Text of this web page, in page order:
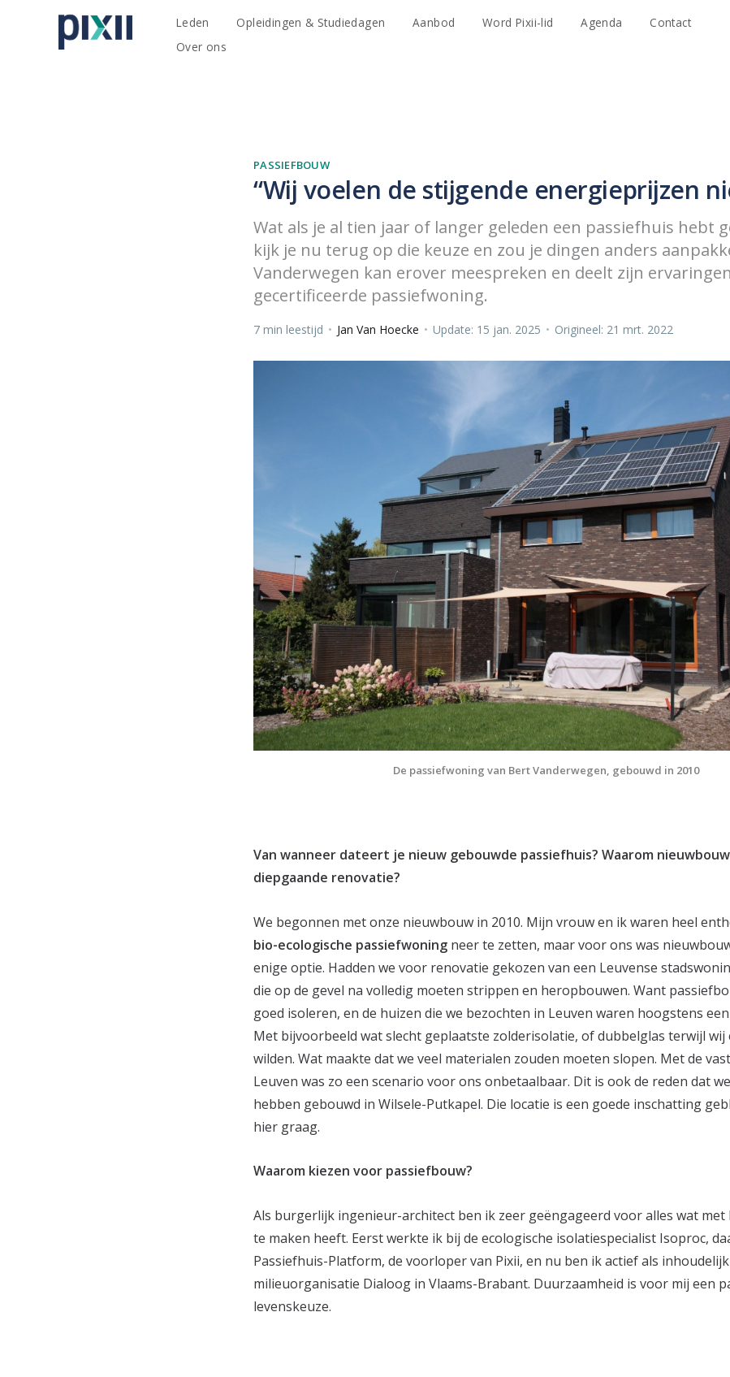
Leden Opleidingen & Studiedagen Aanbod Word Pixii-lid Agenda
Contact
Over ons
PASSIEFBOUW
“Wij voelen de stijgende energieprijzen
Wat als je al tien jaar of langer geleden een passiefhuis hebt
kijk je nu terug op die keuze en zou je dingen anders
Vanderwegen kan erover meespreken en deelt zijn
gecertificeerde passiefwoning.
7 min leestijd • Jan Van Hoecke • Update: 15 jan. 2025 • Origineel: 21 mrt. 2022
De passiefwoning van Bert Vanderwegen, gebouwd in 2010
Van wanneer dateert je nieuw gebouwde passiefhuis? Waarom
diepgaande renovatie?
We begonnen met onze nieuwbouw in 2010. Mijn vrouw en ik waren heel
bio-ecologische passiefwoning neer te zetten, maar voor ons was
enige optie. Hadden we voor renovatie gekozen van een Leuvense
die op de gevel na volledig moeten strippen en heropbouwen. Want
goed isoleren, en de huizen die we bezochten in Leuven waren hoogstens
Met bijvoorbeeld wat slecht geplaatste zolderisolatie, of dubbelglas terwijl wij
wilden. Wat maakte dat we veel materialen zouden moeten slopen. Met de
Leuven was zo een scenario voor ons onbetaalbaar. Dit is ook de reden dat
hebben gebouwd in Wilsele-Putkapel. Die locatie is een goede inschatting
hier graag.
Waarom kiezen voor passiefbouw?
Als burgerlijk ingenieur-architect ben ik zeer geëngageerd voor alles wat met
te maken heeft. Eerst werkte ik bij de ecologische isolatiespecialist Isoproc,
Passiefhuis-Platform, de voorloper van Pixii, en nu ben ik actief als
milieuorganisatie Dialoog in Vlaams-Brabant. Duurzaamheid is voor mij een
levenskeuze.